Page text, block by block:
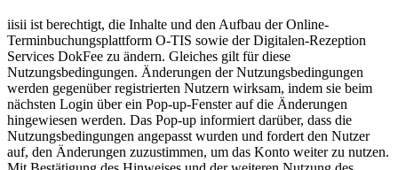
iisii ist berechtigt, die Inhalte und den Aufbau der Online-
Terminbuchungsplattform O-TIS sowie der Digitalen-Rezeption
Services DokFee zu ändern. Gleiches gilt für diese
Nutzungsbedingungen. Änderungen der Nutzungsbedingungen
werden gegenüber registrierten Nutzern wirksam, indem sie beim
nächsten Login über ein Pop-up-Fenster auf die Änderungen
hingewiesen werden. Das Pop-up informiert darüber, dass die
Nutzungsbedingungen angepasst wurden und fordert den Nutzer
auf, den Änderungen zuzustimmen, um das Konto weiter zu nutzen.